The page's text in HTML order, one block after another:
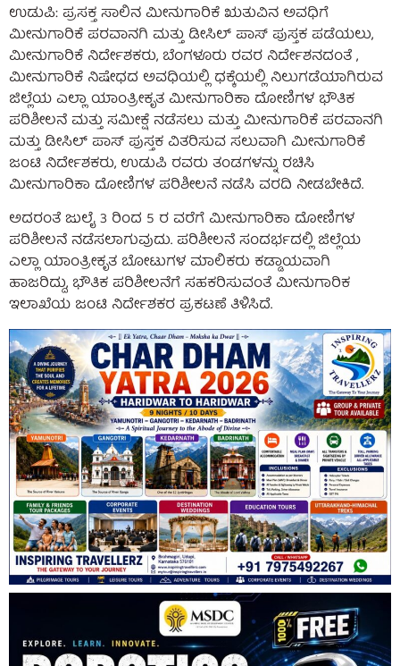
ಉಡುಪಿ: ಪ್ರಸಕ್ತ ಸಾಲಿನ ಮೀನುಗಾರಿಕೆ ಋತುವಿನ ಅವಧಿಗೆ
ಮೀನುಗಾರಿಕೆ ಪರವಾನಗಿ ಮತ್ತು ಡೀಸಿಲ್ ಪಾಸ್ ಪುಸ್ತಕ ಪಡೆಯಲು,
ಮೀನುಗಾರಿಕೆ ನಿರ್ದೇಶಕರು, ಬೆಂಗಳೂರು ರವರ ನಿರ್ದೇಶನದಂತೆ ,
ಮೀನುಗಾರಿಕೆ ನಿಷೇಧದ ಅವಧಿಯಲ್ಲಿ ಧಕ್ಕೆಯಲ್ಲಿ ನಿಲುಗಡೆಯಾಗಿರುವ
ಜಿಲ್ಲೆಯ ಎಲ್ಲಾ ಯಾಂತ್ರೀಕೃತ ಮೀನುಗಾರಿಕಾ ದೋಣಿಗಳ ಭೌತಿಕ
ಪರಿಶೀಲನೆ ಮತ್ತು ಸಮೀಕ್ಷೆ ನಡೆಸಲು ಮತ್ತು ಮೀನುಗಾರಿಕೆ ಪರವಾನಗಿ
ಮತ್ತು ಡೀಸಿಲ್ ಪಾಸ್ ಪುಸ್ತಕ ವಿತರಿಸುವ ಸಲುವಾಗಿ ಮೀನುಗಾರಿಕೆ
ಜಂಟಿ ನಿರ್ದೇಶಕರು, ಉಡುಪಿ ರವರು ತಂಡಗಳನ್ನು ರಚಿಸಿ
ಮೀನುಗಾರಿಕಾ ದೋಣಿಗಳ ಪರಿಶೀಲನೆ ನಡೆಸಿ ವರದಿ ನೀಡಬೇಕಿದೆ.
ಅದರಂತೆ ಜುಲೈ 3 ರಿಂದ 5 ರ ವರೆಗೆ ಮೀನುಗಾರಿಕಾ ದೋಣಿಗಳ
ಪರಿಶೀಲನೆ ನಡೆಸಲಾಗುವುದು. ಪರಿಶೀಲನೆ ಸಂದರ್ಭದಲ್ಲಿ ಜಿಲ್ಲೆಯ
ಎಲ್ಲಾ ಯಾಂತ್ರೀಕೃತ ಬೋಟುಗಳ ಮಾಲಿಕರು ಕಡ್ಡಾಯವಾಗಿ
ಹಾಜರಿದ್ದು, ಭೌತಿಕ ಪರಿಶೀಲನೆಗೆ ಸಹಕರಿಸುವಂತೆ ಮೀನುಗಾರಿಕ
ಇಲಾಖೆಯ ಜಂಟಿ ನಿರ್ದೇಶಕರ ಪ್ರಕಟಣೆ ತಿಳಿಸಿದೆ.